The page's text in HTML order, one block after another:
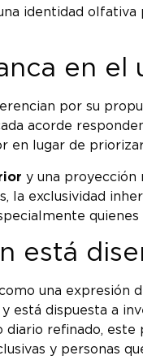
identidad
en
por su
acorde
en lugar de
y una proyección
exclusividad
está
una
está dispuesta a
diario refinado,
y personas